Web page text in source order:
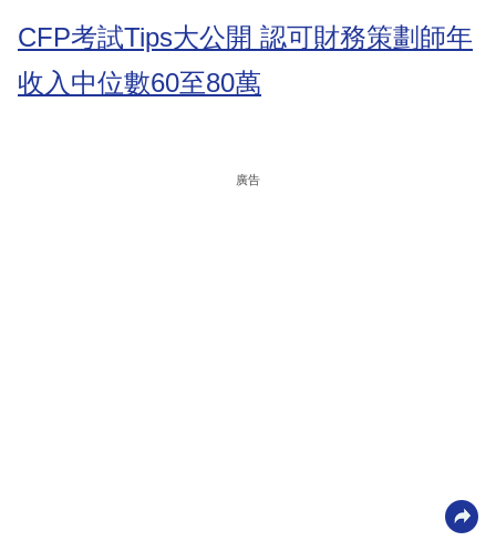
CFP考試Tips大公開 認可財務策劃師年
收入中位數60至80萬
廣告